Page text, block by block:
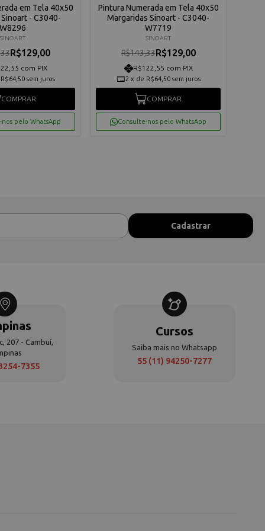
em Tela 40x50
- C3040-
W8296
SINOART
R$129,00
com PIX
R$64,50 sem juros
COMPRAR
nos pelo WhatsApp
Pintura Numerada em Tela 40x50
Margaridas Sinoart - C3040-
W7719
SINOART
R$143,33R$129,00
R$122,55 com PIX
2 x de R$64,50 sem juros
COMPRAR
Consulte-nos pelo WhatsApp
207 - Cambuí,
7355
Cursos
Saiba mais no Whatsapp
55 (11) 94250-7277